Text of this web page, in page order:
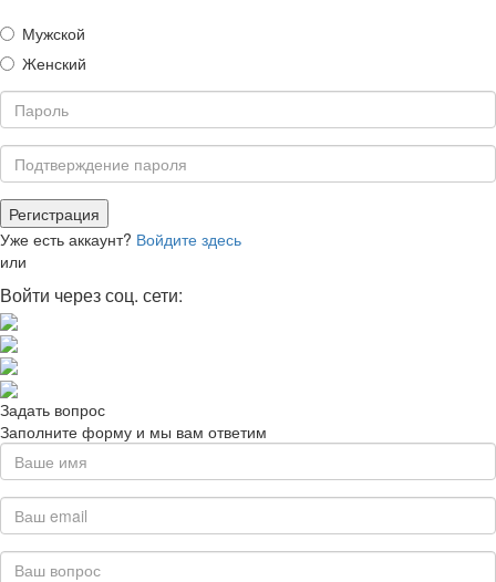
Мужской
Женский
Уже есть аккаунт? Войдите здесь
или
Войти через соц. сети:
Задать вопрос
Заполните форму и мы вам ответим